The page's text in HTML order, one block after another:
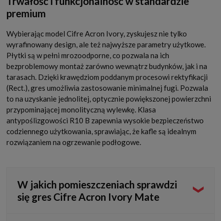
premium
Wybierając model Cifre Acron Ivory, zyskujesz nie tylko
wyrafinowany design, ale też najwyższe parametry użytkowe.
Płytki są w pełni mrozoodporne, co pozwala na ich
bezproblemowy montaż zarówno wewnątrz budynków, jak i na
tarasach. Dzięki krawędziom poddanym procesowi rektyfikacji
(Rect.), gres umożliwia zastosowanie minimalnej fugi. Pozwala
to na uzyskanie jednolitej, optycznie powiększonej powierzchni
przypominającej monolityczną wylewkę. Klasa
antypoślizgowości R10 B zapewnia wysokie bezpieczeństwo
codziennego użytkowania, sprawiając, że kafle są idealnym
rozwiązaniem na ogrzewanie podłogowe.
W jakich pomieszczeniach sprawdzi
się gres Cifre Acron Ivory Mate